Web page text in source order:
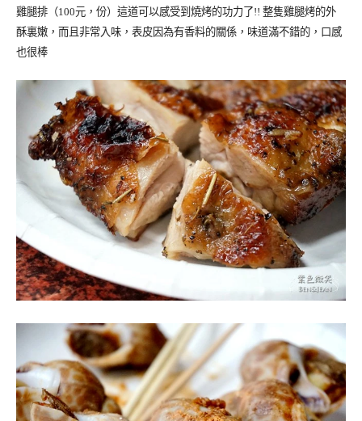
雞腿排（100元，份）這道可以感受到燒烤的功力了!! 整隻雞腿烤的外
酥裏嫩，而且非常入味，表皮因為有香料的關係，味道滿不錯的，口感
也很棒